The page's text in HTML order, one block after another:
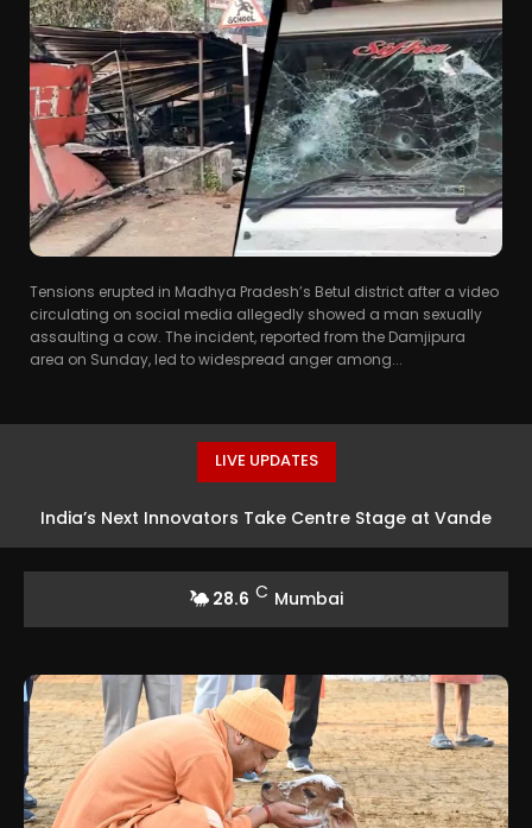
Tensions erupted in Madhya Pradesh’s Betul district after a video
circulating on social media allegedly showed a man sexually
assaulting a cow. The incident, reported from the Damjipura
area on Sunday, led to widespread anger among...
LIVE UPDATES
India’s Next Innovators Take Centre Stage at Vande
28.6 C Mumbai